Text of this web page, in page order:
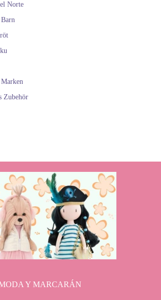
Norte
Barn
Zubehör
Y MARCARÁN